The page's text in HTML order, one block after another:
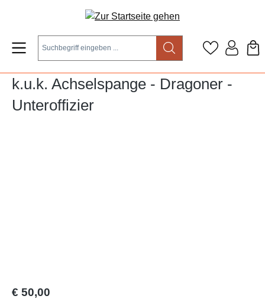
Zum Hauptinhalt springen
k.u.k. Achselspange - Dragoner -
Unteroffizier
Regulärer Preis:
€ 50,00